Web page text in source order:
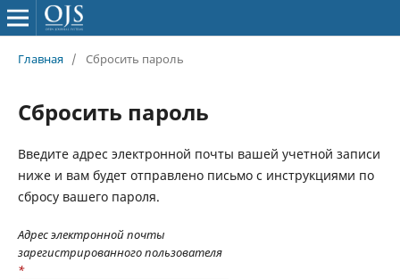
Главная / Сбросить пароль
Сбросить пароль
Введите адрес электронной почты вашей учетной записи
ниже и вам будет отправлено письмо с инструкциями по
сбросу вашего пароля.
Адрес электронной почты
зарегистрированного пользователя
*